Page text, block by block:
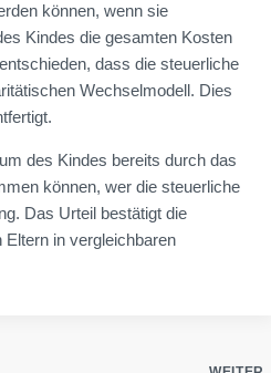
können, wenn sie
Kindes die gesamten Kosten
dass die steuerliche
Wechselmodell. Dies
des Kindes bereits durch das
können, wer die steuerliche
Das Urteil bestätigt die
in vergleichbaren